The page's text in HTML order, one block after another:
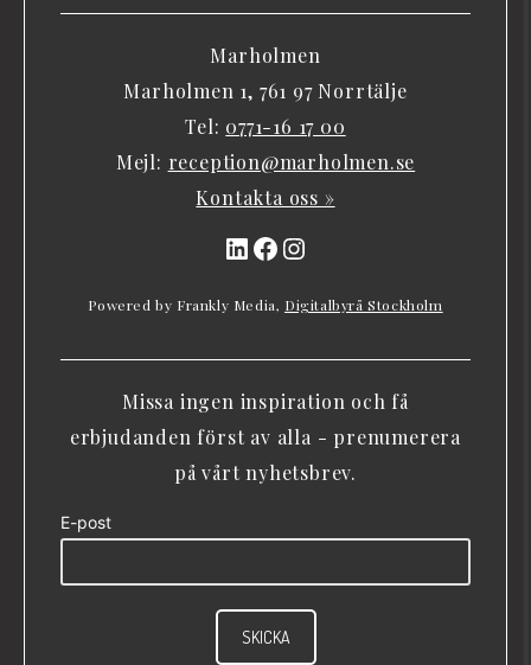
Marholmen
Marholmen 1, 761 97 Norrtälje
Tel: 0771-16 17 00
Mejl: reception@marholmen.se
Kontakta oss »
LinkedIn
Facebook
Instagram
Powered by Frankly Media, Digitalbyrå Stockholm
Missa ingen inspiration och få
erbjudanden först av alla - prenumerera
på vårt nyhetsbrev.
E-post
SKICKA